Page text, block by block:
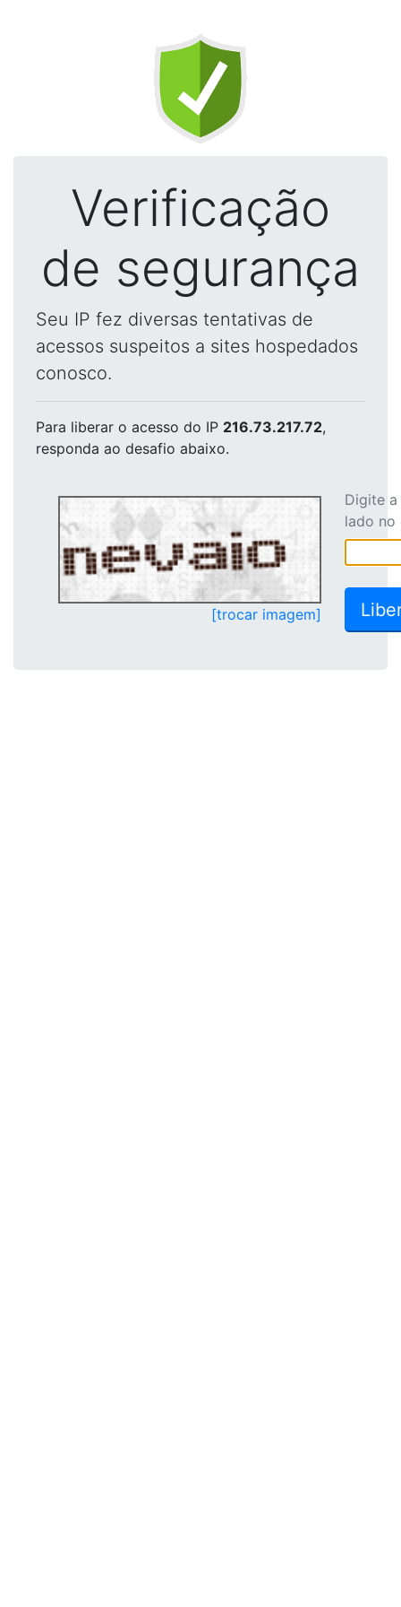
Verificação
de segurança
Seu IP fez diversas tentativas de
acessos suspeitos a sites hospedados
conosco.
Para liberar o acesso do IP 216.73.217.72,
responda ao desafio abaixo.
[trocar imagem]
Digite
lado no